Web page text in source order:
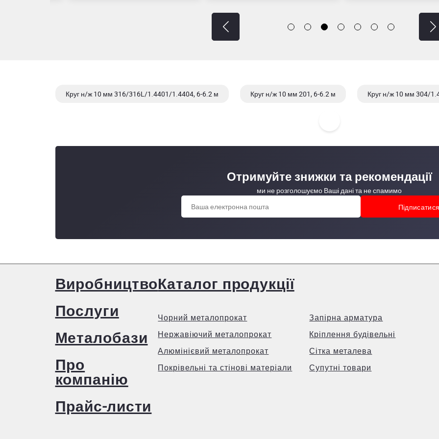
Круг н/ж 10 мм 316/316L/1.4401/1.4404, 6-6.2 м Круг н/ж 10 мм 201, 6-6.2 м Круг н/ж 10 мм 304/
Отримуйте знижки та рекомендації
ми не розголошуємо Ваші дані та не спамимо
Виробництво
Послуги
Металобази
Про
компанію
Прайс-листи
Каталог продукції
Чорний металопрокат
Нержавіючий металопрокат
Алюмінієвий металопрокат
Покрівельні та стінові матеріали
Запірна арматура
Кріплення будівельні
Сітка металева
Супутні товари